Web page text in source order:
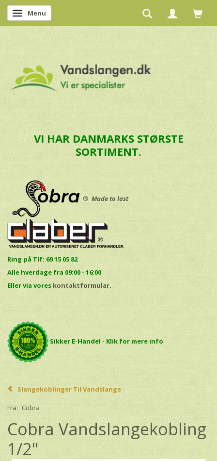
Skifte navigation
Menu
VI HAR DANMARKS STØRSTE
SORTIMENT.
® Made to last
Ring på Tlf: 69 15 05 82
Alle hverdage fra 09:00 - 16:00
Eller via vores kontaktformular.
Sikker E-Handel - Klik for mere info
Slangekoblinger Til Vandslange
Fra: Cobra
Cobra Vandslangekobling
1/2"